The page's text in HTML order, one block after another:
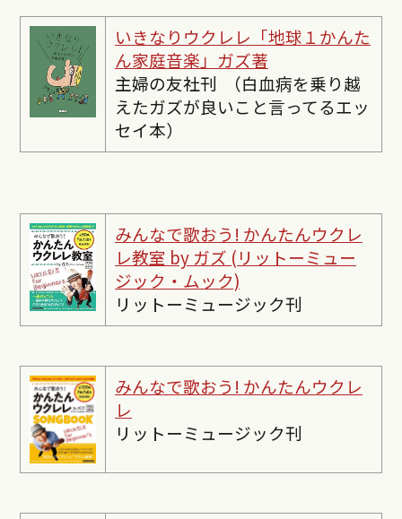
いきなりウクレレ「地球１かんた
ん家庭音楽」ガズ著
主婦の友社刊 （白血病を乗り越
えたガズが良いこと言ってるエッ
セイ本）
みんなで歌おう! かんたんウクレ
レ教室 by ガズ (リットーミュー
ジック・ムック)
リットーミュージック刊
みんなで歌おう! かんたんウクレ
レ
リットーミュージック刊